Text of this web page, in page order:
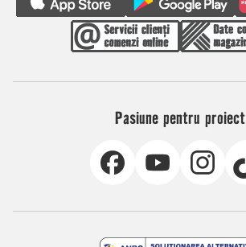
Pasiune pentru proiect